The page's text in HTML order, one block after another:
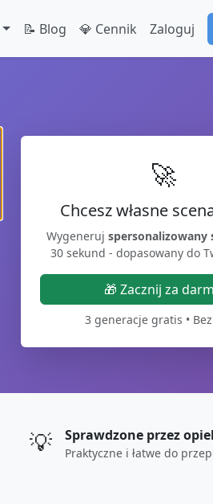
📝 Blog 💎 Cennik Zaloguj
🚀
Chcesz własne
Wygeneruj spersonalizowany
30 sekund - dopasowany do
🎁 Zacznij za
3 generacje gratis •
💡 Sprawdzone przez
Praktyczne i łatwe do